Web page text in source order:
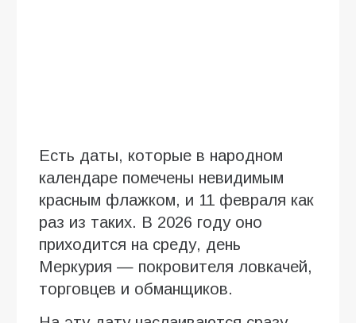
Есть даты, которые в народном
календаре помечены невидимым
красным флажком, и 11 февраля как
раз из таких. В 2026 году оно
приходится на среду, день
Меркурия — покровителя ловкачей,
торговцев и обманщиков.